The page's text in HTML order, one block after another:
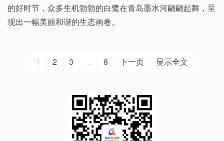
的好时节，众多生机勃勃的白鹭在青岛墨水河翩翩起舞，呈
现出一幅美丽和谐的生态画卷。
1 2 3 ... 8 下一页 显示全文